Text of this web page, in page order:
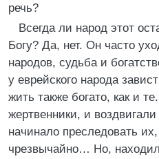
речь?
Всегда ли народ этот
Богу? Да, нет. Он часто
народов, судьба и
у еврейского народа
жить также богато, как и
жертвенники, и
начинало преследовать
чрезвычайно… Но,